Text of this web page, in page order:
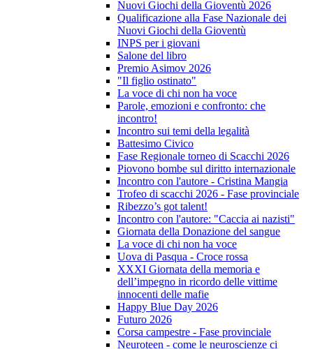
Nuovi Giochi della Gioventù 2026
Qualificazione alla Fase Nazionale dei
Nuovi Giochi della Gioventù
INPS per i giovani
Salone del libro
Premio Asimov 2026
"Il figlio ostinato"
La voce di chi non ha voce
Parole, emozioni e confronto: che
incontro!
Incontro sui temi della legalità
Battesimo Civico
Fase Regionale torneo di Scacchi 2026
Piovono bombe sul diritto internazionale
Incontro con l'autore - Cristina Mangia
Trofeo di scacchi 2026 - Fase provinciale
Ribezzo’s got talent!
Incontro con l'autore: "Caccia ai nazisti"
Giornata della Donazione del sangue
La voce di chi non ha voce
Uova di Pasqua - Croce rossa
XXXI Giornata della memoria e
dell’impegno in ricordo delle vittime
innocenti delle mafie
Happy Blue Day 2026
Futuro 2026
Corsa campestre - Fase provinciale
Neuroteen - come le neuroscienze ci